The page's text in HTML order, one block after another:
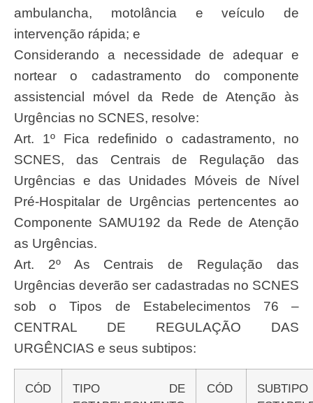
ambulancha, motolância e veículo de
intervenção rápida; e
Considerando a necessidade de adequar e
nortear o cadastramento do componente
assistencial móvel da Rede de Atenção às
Urgências no SCNES, resolve:
Art. 1º Fica redefinido o cadastramento, no
SCNES, das Centrais de Regulação das
Urgências e das Unidades Móveis de Nível
Pré-Hospitalar de Urgências pertencentes ao
Componente SAMU192 da Rede de Atenção
as Urgências.
Art. 2º As Centrais de Regulação das
Urgências deverão ser cadastradas no SCNES
sob o Tipos de Estabelecimentos 76 –
CENTRAL DE REGULAÇÃO DAS
URGÊNCIAS e seus subtipos:
CÓD
TIPO DE
CÓD
SUBTIPO DE